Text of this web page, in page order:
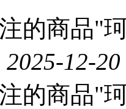
的商品"
2025-12-
的商品"